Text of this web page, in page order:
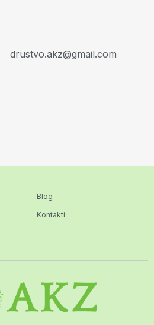
drustvo.akz@gmail.com
Blog
Kontakti